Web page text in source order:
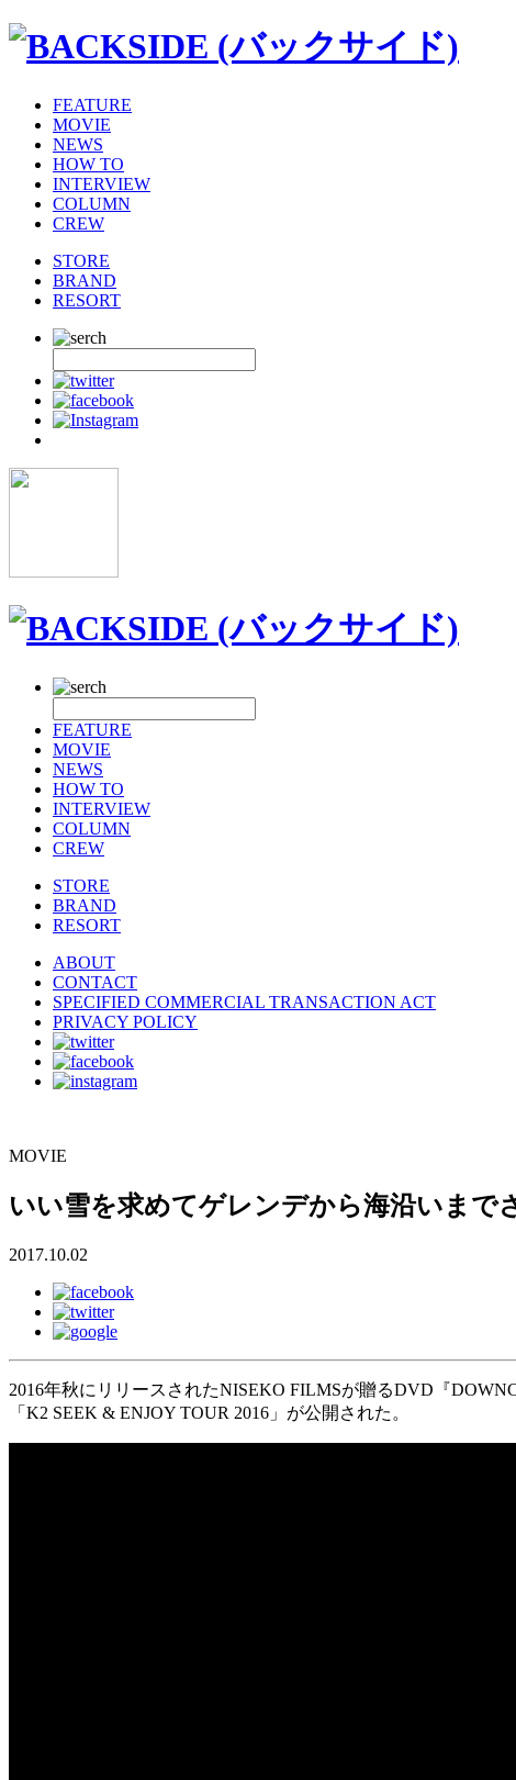
FEATURE
MOVIE
NEWS
HOW TO
INTERVIEW
COLUMN
CREW
STORE
BRAND
RESORT
FEATURE
MOVIE
NEWS
HOW TO
INTERVIEW
COLUMN
CREW
STORE
BRAND
RESORT
ABOUT
CONTACT
SPECIFIED COMMERCIAL TRANSACTION ACT
PRIVACY POLICY
MOVIE
いい雪を求めてゲレンデから海沿いまで
2017.10.02
2016年秋にリリースされたNISEKO FILMSが贈るDVD『
「K2 SEEK & ENJOY TOUR 2016」が公開された。